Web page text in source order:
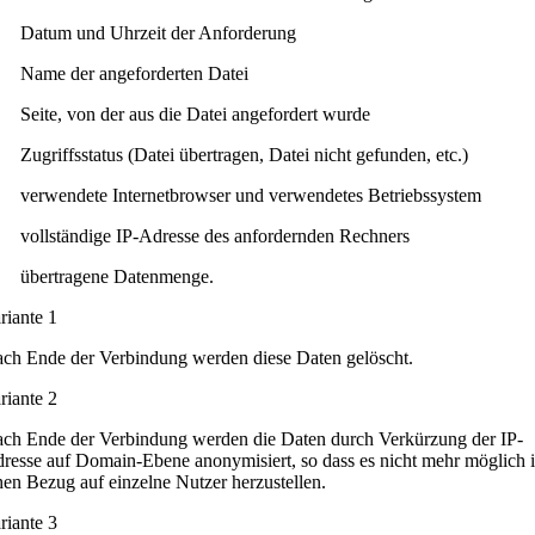
und Uhrzeit der Anforderung
der angeforderten Datei
von der aus die Datei angefordert wurde
(Datei übertragen, Datei nicht gefunden, etc.)
Internetbrowser und verwendetes Betriebssystem
IP-Adresse des anfordernden Rechners
Datenmenge.
1
Ende der Verbindung werden diese Daten gelöscht.
2
Ende der Verbindung werden die Daten durch Verkürzung der IP-
auf Domain-Ebene anonymisiert, so dass es nicht mehr möglich
Bezug auf einzelne Nutzer herzustellen.
3